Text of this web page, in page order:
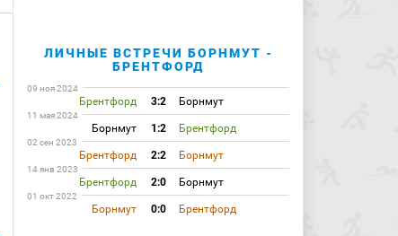
ЛИЧНЫЕ ВСТРЕЧИ БОРНМУТ -
БРЕНТФОРД
09 ноя 2024
Брентфорд 3:2 Борнмут
11 мая 2024
Борнмут 1:2 Брентфорд
02 сен 2023
Брентфорд 2:2 Борнмут
14 янв 2023
Брентфорд 2:0 Борнмут
01 окт 2022
Борнмут 0:0 Брентфорд